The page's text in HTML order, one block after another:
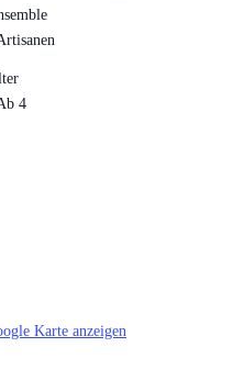
Karte anzeigen
4